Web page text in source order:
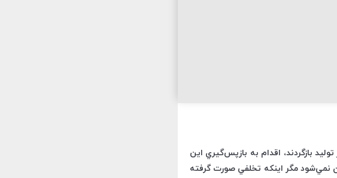
بازگردند، اقدام به بازپس‌گيري اين
مگر اينکه تخلفي صورت گرفته